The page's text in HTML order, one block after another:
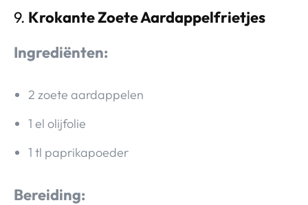
9. Krokante Zoete Aardappelfrietjes
Ingrediënten:
2 zoete aardappelen
1 el olijfolie
1 tl paprikapoeder
Bereiding: